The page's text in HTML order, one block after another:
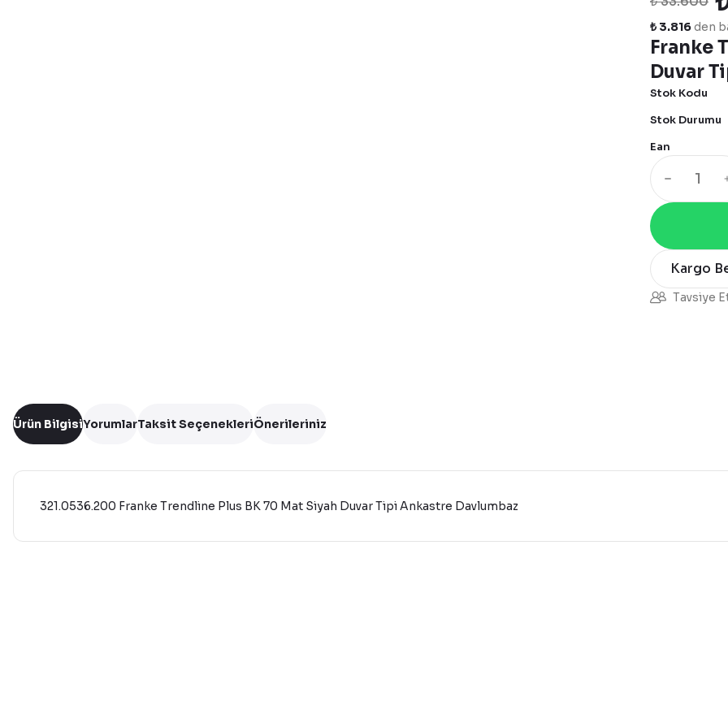
Franke
Duvar
₺ 3.816den
Stok Kodu
Stok Durumu
Ean
Kargo
Tavsiye
Ürün BilgisiYorumlarTaksit SeçenekleriÖnerileriniz
321.0536.200 Franke Trendline Plus BK 70 Mat Siyah Duvar Tipi Ankastre Davlumbaz